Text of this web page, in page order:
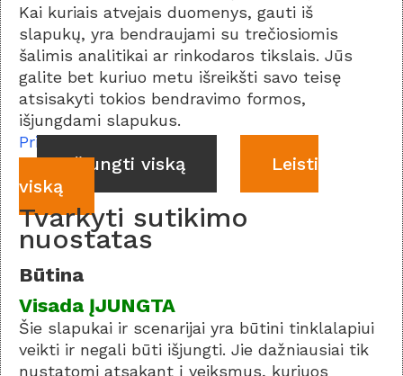
Kai kuriais atvejais duomenys, gauti iš
slapukų, yra bendraujami su trečiosiomis
šalimis analitikai ar rinkodaros tikslais. Jūs
galite bet kuriuo metu išreikšti savo teisę
atsisakyti tokios bendravimo formos,
išjungdami slapukus.
Privatumo politika
Išjungti viską
Leisti
viską
Tvarkyti sutikimo
nuostatas
Būtina
Visada ĮJUNGTA
Šie slapukai ir scenarijai yra būtini tinklalapiui
veikti ir negali būti išjungti. Jie dažniausiai tik
nustatomi atsakant į veiksmus, kuriuos